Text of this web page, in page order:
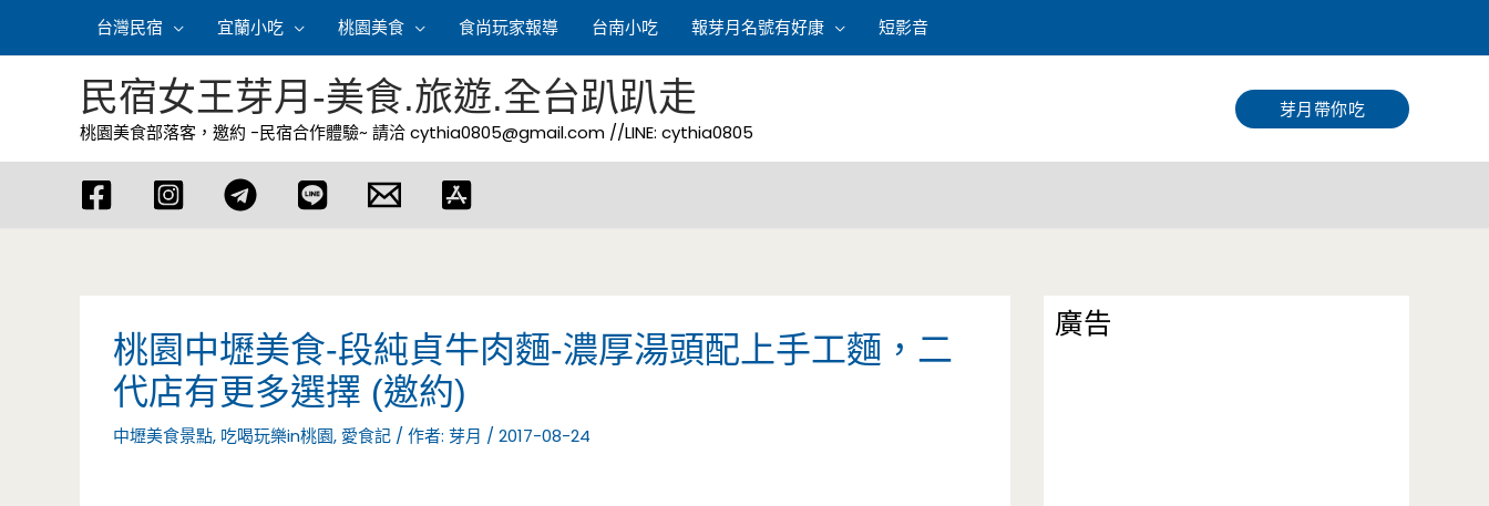
容
台灣民宿 宜蘭小吃 桃園美食 食尚玩家報導 台南小吃 報芽月名號有好康 短影音
尋
民宿女王芽月-美食.旅遊.全台趴趴走
桃園美食部落客，邀約 -民宿合作體驗~ 請洽cythia0805@gmail.com //LINE: cythia0805
芽月帶你吃
桃園中壢美食-段純貞牛肉麵-濃厚湯頭配上手工麵，二
代店有更多選擇 (邀約)
中壢美食景點, 吃喝玩樂in桃園, 愛食記 / 作者: 芽月 / 2017-08-24
廣告